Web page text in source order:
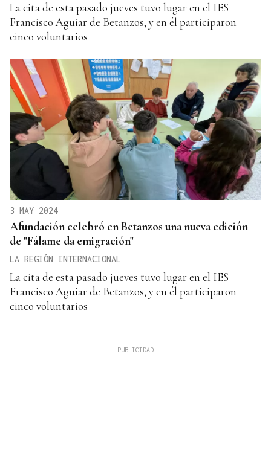
La cita de esta pasado jueves tuvo lugar en el IES
Francisco Aguiar de Betanzos, y en él participaron
cinco voluntarios
3 MAY 2024
Afundación celebró en Betanzos una nueva edición
de "Fálame da emigración"
LA REGIÓN INTERNACIONAL
La cita de esta pasado jueves tuvo lugar en el IES
Francisco Aguiar de Betanzos, y en él participaron
cinco voluntarios